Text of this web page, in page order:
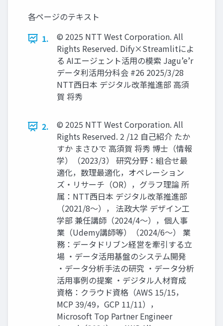
各ページのテキスト
1.
© 2025 NTT West Corporation. All
Rights Reserved. Dify×Streamlitによ
る AIエージェント活用の模索 Jagu’e’r
データ利活用分科会 #26 2025/3/28
NTT西日本 デジタル改革推進部 高須
賀 将秀
2.
© 2025 NTT West Corporation. All
Rights Reserved. 2 /12 自己紹介 たか
すか まさひで 高須賀 将秀 博士（情報
学）（2023/3） 研究分野：組合せ最
適化，数理最適化，オペレーション
ズ・リサーチ（OR），グラフ理論 所
属：NTT西日本 デジタル改革推進部
（2021/8～）， 法政大学 デザイン工
学部 兼任講師（2024/4～），個人事
業（Udemy講師等）（2024/6～） 業
務：データドリブン経営を牽引する立
場 ・データ活用基盤のシステム開発
・データ分析手法の研究 ・データ分析
活用事例の提案 ・デジタル人材育成
資格：クラウド資格（AWS 15/15，
MCP 39/49，GCP 11/11），
Microsoft Top Partner Engineer